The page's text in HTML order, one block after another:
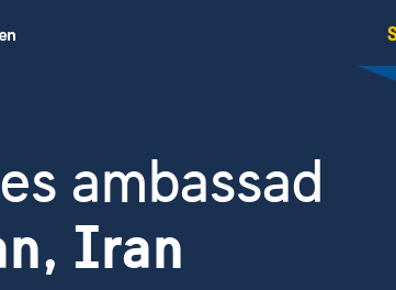
ambassad
Iran